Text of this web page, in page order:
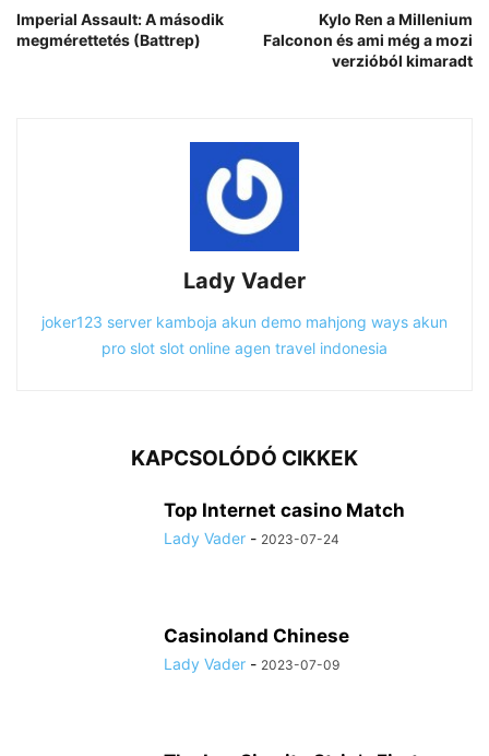
Imperial Assault: A második
megmérettetés (Battrep)
Kylo Ren a Millenium
Falconon és ami még a mozi
verzióból kimaradt
Lady Vader
joker123 server kamboja akun demo mahjong ways akun
pro slot slot online agen travel indonesia
KAPCSOLÓDÓ CIKKEK
Top Internet casino Match
Lady Vader - 2023-07-24
Casinoland Chinese
Lady Vader - 2023-07-09